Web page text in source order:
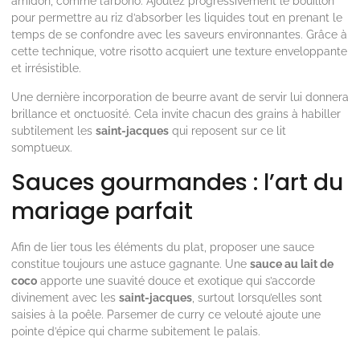
pour permettre au riz d’absorber les liquides tout en prenant le
temps de se confondre avec les saveurs environnantes. Grâce à
cette technique, votre risotto acquiert une texture enveloppante
et irrésistible.
Une dernière incorporation de beurre avant de servir lui donnera
brillance et onctuosité. Cela invite chacun des grains à habiller
subtilement les saint-jacques qui reposent sur ce lit
somptueux.
Sauces gourmandes : l’art du
mariage parfait
Afin de lier tous les éléments du plat, proposer une sauce
constitue toujours une astuce gagnante. Une sauce au lait de
coco apporte une suavité douce et exotique qui s’accorde
divinement avec les saint-jacques , surtout lorsqu’elles sont
saisies à la poêle. Parsemer de curry ce velouté ajoute une
pointe d’épice qui charme subitement le palais.